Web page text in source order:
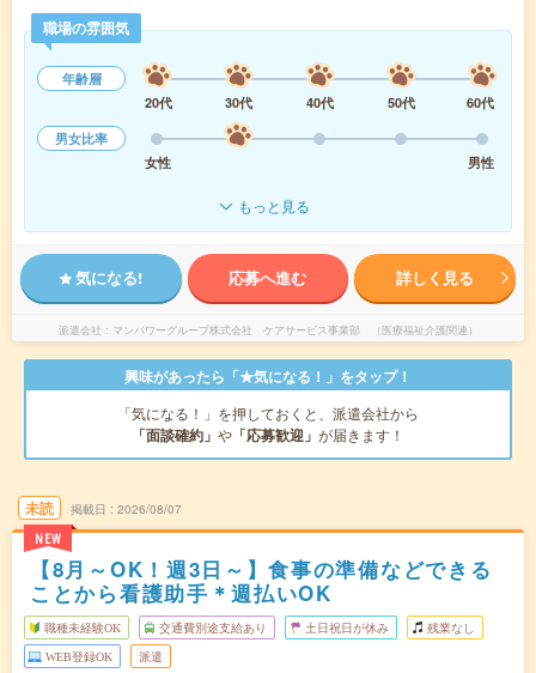
職場の雰囲気
年齢層
20代
30代 40代 50代
60代
男女比率
女性
男性
もっと見る
気になる! 応募へ進む 詳しく見る
派遣会社 マンパワーグループ株式会社 ケアサービス事業部 （医療福祉介護関連）
興味があったら「★気になる！」をタップ！
「気になる！」を押しておくと、派遣会社から
「面談確約」 や 「応募歓迎」 が届きます！
未読
NEW
掲載日 2026/08/07
【8月～OK！週3日～】食事の準備などできる
ことから看護助手＊週払いOK
職種未経験OK 交通費別途支給あり 土日祝日が休み 残業なし
WEB登録OK 派遣